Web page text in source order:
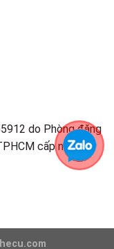
do Phòng đăng
cấp ngày